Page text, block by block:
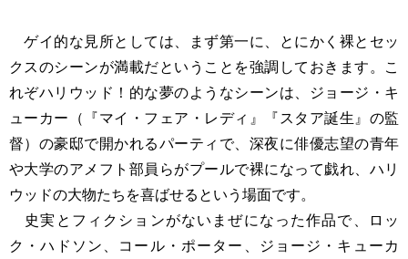
ゲイ的な見所としては、まず第一に、とにかく裸とセッ
クスのシーンが満載だということを強調しておきます。こ
れぞハリウッド！的な夢のようなシーンは、ジョージ・キ
ューカー（『マイ・フェア・レディ』『スタア誕生』の監
督）の豪邸で開かれるパーティで、深夜に俳優志望の青年
や大学のアメフト部員らがプールで裸になって戯れ、ハリ
ウッドの大物たちを喜ばせるという場面です。
史実とフィクションがないまぜになった作品で、ロッ
ク・ハドソン、コール・ポーター、ジョージ・キューカ